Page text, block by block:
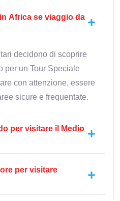
Africa se viaggio da
decidono di scoprire
per un Tour Speciale
con attenzione, essere
sicure e frequentate.
per visitare il Medio
per visitare